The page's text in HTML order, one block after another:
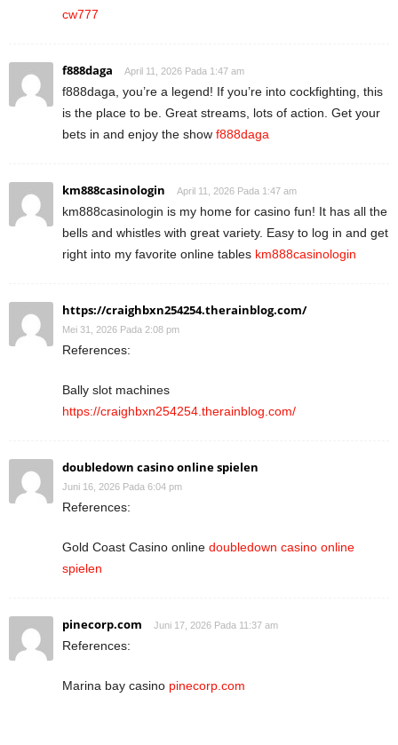
cw777
f888daga April 11, 2026 Pada 1:47 am
f888daga, you’re a legend! If you’re into cockfighting, this
is the place to be. Great streams, lots of action. Get your
bets in and enjoy the show f888daga
km888casinologin April 11, 2026 Pada 1:47 am
km888casinologin is my home for casino fun! It has all the
bells and whistles with great variety. Easy to log in and get
right into my favorite online tables km888casinologin
https://craighbxn254254.therainblog.com/
Mei 31, 2026 Pada 2:08 pm
References:
Bally slot machines
https://craighbxn254254.therainblog.com/
doubledown casino online spielen
Juni 16, 2026 Pada 6:04 pm
References:
Gold Coast Casino online doubledown casino online
spielen
pinecorp.com Juni 17, 2026 Pada 11:37 am
References:
Marina bay casino pinecorp.com